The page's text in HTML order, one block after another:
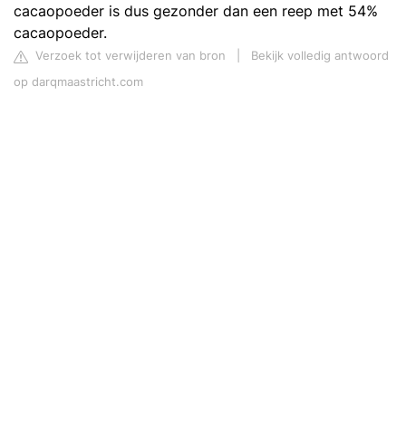
cacaopoeder is dus gezonder dan een reep met 54%
cacaopoeder.
Verzoek tot verwijderen van bron
Bekijk volledig antwoord
op darqmaastricht.com